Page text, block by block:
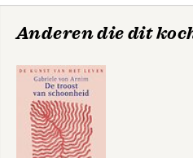
Anderen die dit